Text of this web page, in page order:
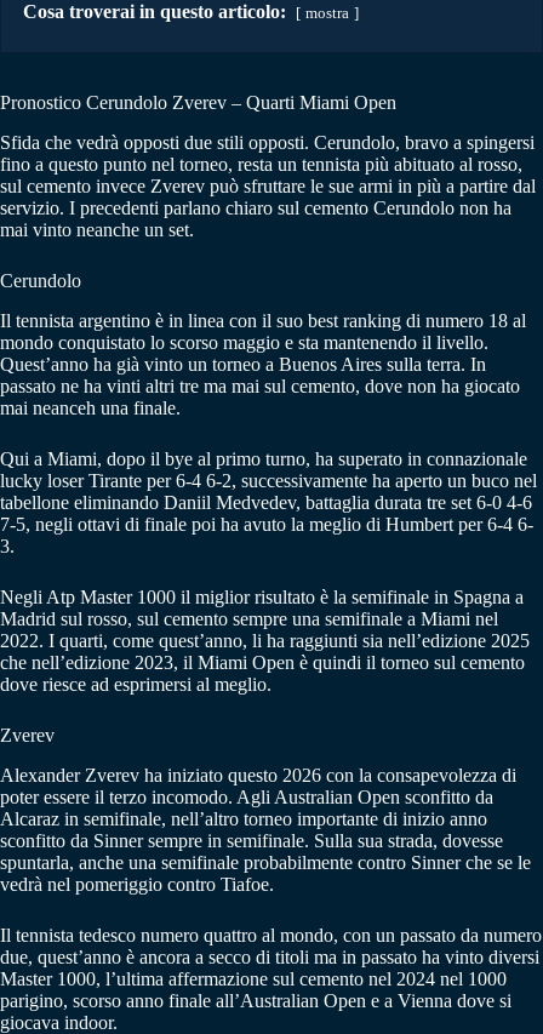
Cosa troverai in questo articolo: mostra
Pronostico Cerundolo Zverev – Quarti Miami Open
Sfida che vedrà opposti due stili opposti. Cerundolo, bravo a spingersi
fino a questo punto nel torneo, resta un tennista più abituato al rosso,
sul cemento invece Zverev può sfruttare le sue armi in più a partire dal
servizio. I precedenti parlano chiaro sul cemento Cerundolo non ha
mai vinto neanche un set.
Cerundolo
Il tennista argentino è in linea con il suo best ranking di numero 18 al
mondo conquistato lo scorso maggio e sta mantenendo il livello.
Quest’anno ha già vinto un torneo a Buenos Aires sulla terra. In
passato ne ha vinti altri tre ma mai sul cemento, dove non ha giocato
mai neanceh una finale.
Qui a Miami, dopo il bye al primo turno, ha superato in connazionale
lucky loser Tirante per 6-4 6-2, successivamente ha aperto un buco nel
tabellone eliminando Daniil Medvedev, battaglia durata tre set 6-0 4-6
7-5, negli ottavi di finale poi ha avuto la meglio di Humbert per 6-4 6-
3.
Negli Atp Master 1000 il miglior risultato è la semifinale in Spagna a
Madrid sul rosso, sul cemento sempre una semifinale a Miami nel
2022. I quarti, come quest’anno, li ha raggiunti sia nell’edizione 2025
che nell’edizione 2023, il Miami Open è quindi il torneo sul cemento
dove riesce ad esprimersi al meglio.
Zverev
Alexander Zverev ha iniziato questo 2026 con la consapevolezza di
poter essere il terzo incomodo. Agli Australian Open sconfitto da
Alcaraz in semifinale, nell’altro torneo importante di inizio anno
sconfitto da Sinner sempre in semifinale. Sulla sua strada, dovesse
spuntarla, anche una semifinale probabilmente contro Sinner che se le
vedrà nel pomeriggio contro Tiafoe.
Il tennista tedesco numero quattro al mondo, con un passato da numero
due, quest’anno è ancora a secco di titoli ma in passato ha vinto diversi
Master 1000, l’ultima affermazione sul cemento nel 2024 nel 1000
parigino, scorso anno finale all’Australian Open e a Vienna dove si
giocava indoor.